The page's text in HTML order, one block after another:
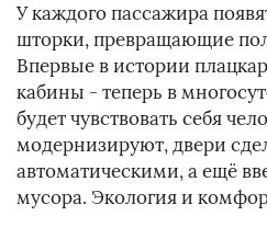
У каждого пассажира
шторки, превращающие
Впервые в истории
кабины - теперь в
будет чувствовать себя
модернизируют, двери
автоматическими, а ещё
мусора. Экология и